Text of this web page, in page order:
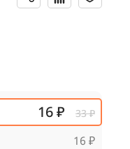
16 ₽ 33 ₽
16 ₽